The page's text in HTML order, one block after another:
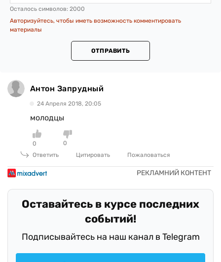
Осталось символов: 2000
Авторизуйтесь, чтобы иметь возможность комментировать
материалы
ОТПРАВИТЬ
Антон Запрудный
24 Апреля 2018, 20:05
молодцы
0
0
Ответить
Цитировать Пожаловаться
Оставайтесь в курсе последних
событий!
Подписывайтесь на наш канал в Telegram